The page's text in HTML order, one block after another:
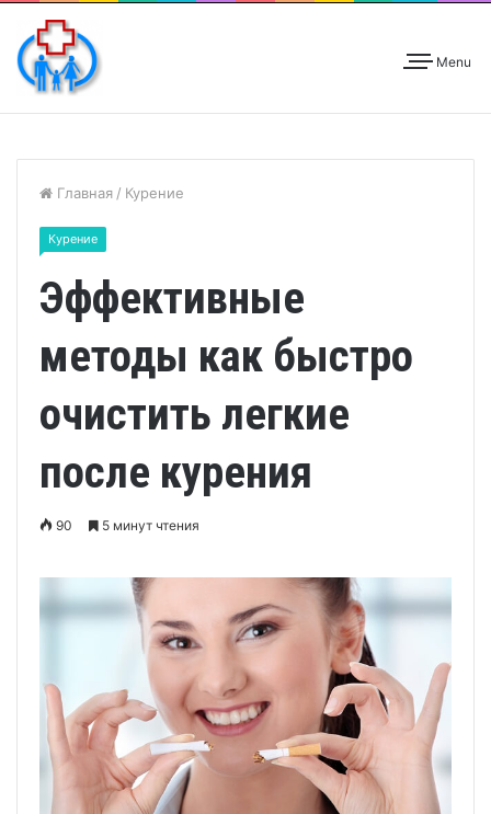
Menu
Главная / Курение
Курение
Эффективные
методы как быстро
очистить легкие
после курения
90 5 минут чтения